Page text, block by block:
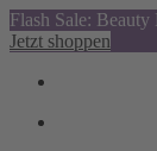
Flash Sale:
Jetzt shoppen